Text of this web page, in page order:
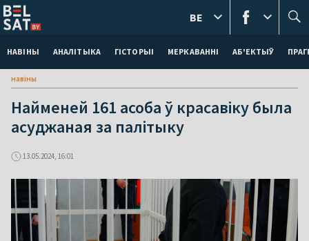
НАВІНЫ АНАЛІТЫКА ГІСТОРЫІ МЕРКАВАННI АБ'ЕКТЫЎ
BE
навіны
Найменей 161 асоба ў красавіку была
асуджаная за палітыку
13.05.2024, 16:01